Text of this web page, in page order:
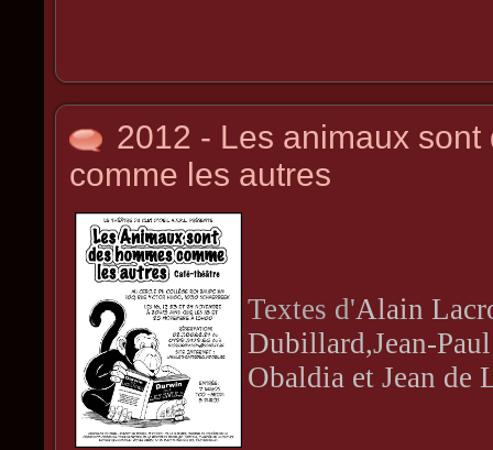
2012 - Les animaux sont
comme les autres
Textes d'Alain
Dubillard,Jean-
Obaldia et Jean de